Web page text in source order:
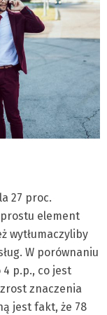
27 proc.
element
wytłumaczyliby
W porównaniu
p.p., co jest
znaczenia
jest fakt, że 78